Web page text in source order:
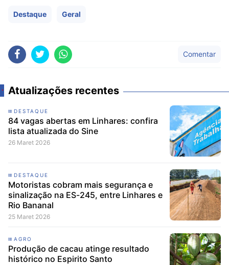
Destaque Geral
Comentar
Atualizações recentes
DESTAQUE
84 vagas abertas em Linhares: confira
lista atualizada do Sine
26 Maret 2026
DESTAQUE
Motoristas cobram mais segurança e
sinalização na ES-245, entre Linhares e
Rio Bananal
25 Maret 2026
AGRO
Produção de cacau atinge resultado
histórico no Espirito Santo